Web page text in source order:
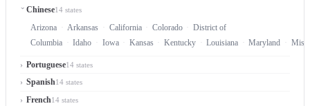
Chinese14 states
Arizona Arkansas California Colorado
District of
Columbia
Idaho Iowa Kansas Kentucky Louisiana Maryland
Portuguese14 states
Spanish14 states
French14 states